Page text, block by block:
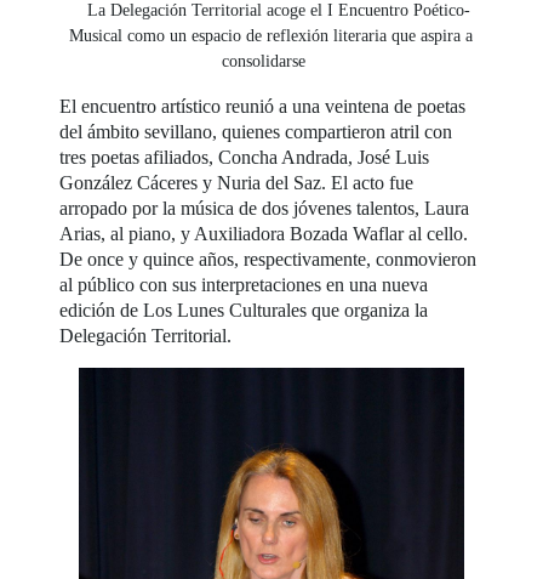
La Delegación Territorial acoge el I Encuentro Poético-
Musical como un espacio de reflexión literaria que aspira a
consolidarse
El encuentro artístico reunió a una veintena de poetas
del ámbito sevillano, quienes compartieron atril con
tres poetas afiliados, Concha Andrada, José Luis
González Cáceres y Nuria del Saz. El acto fue
arropado por la música de dos jóvenes talentos, Laura
Arias, al piano, y Auxiliadora Bozada Waflar al cello.
De once y quince años, respectivamente, conmovieron
al público con sus interpretaciones en una nueva
edición de Los Lunes Culturales que organiza la
Delegación Territorial.